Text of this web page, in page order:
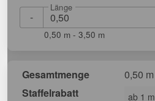
-
Länge
0,50 m - 3,50 m
Gesamtmenge
0,50 m
Staffelrabatt
ab 1 m